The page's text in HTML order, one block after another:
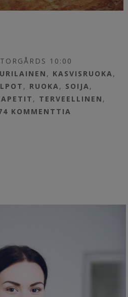
10:00
, KASVISRUOKA,
, RUOKA, SOIJA,
, TERVEELLINEN ,
KOMMENTTIA